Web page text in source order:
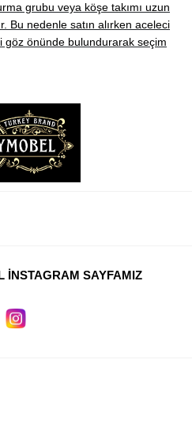
grubu veya köşe takımı uzun
Bu nedenle satın alırken aceleci
göz önünde bulundurarak seçim
İNSTAGRAM SAYFAMIZ